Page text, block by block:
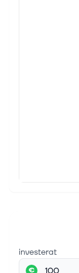
investerat
€